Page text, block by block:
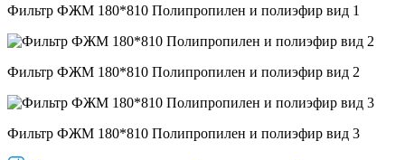
Фильтр ФЖМ 180*810 Полипропилен и полиэфир вид 1
Фильтр ФЖМ 180*810 Полипропилен и полиэфир вид 2
Фильтр ФЖМ 180*810 Полипропилен и полиэфир вид 3